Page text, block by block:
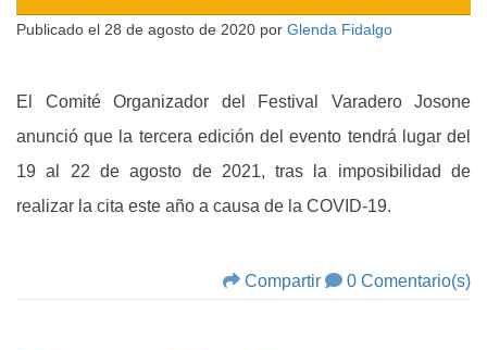
Publicado el 28 de agosto de 2020 por Glenda Fidalgo
El Comité Organizador del Festival Varadero Josone
anunció que la tercera edición del evento tendrá lugar del
19 al 22 de agosto de 2021, tras la imposibilidad de
realizar la cita este año a causa de la COVID-19.
Compartir 0 Comentario(s)